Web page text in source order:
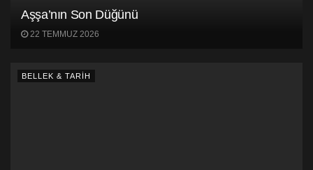
Aşşa’nın Son Düğünü
22 TEMMUZ 2026
BELLEK & TARİH